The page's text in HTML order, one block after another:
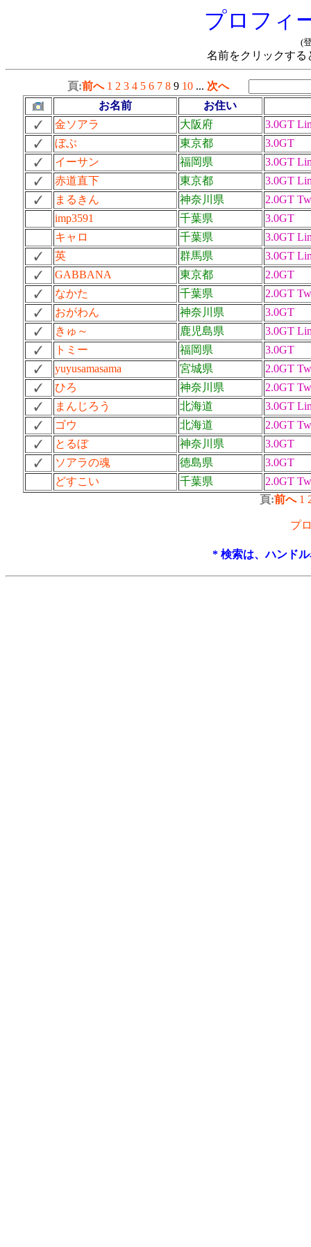
プロフィ
(
名前をクリックする
頁:前へ 1 2 3 4 5 6 7 8 9 10 ... 次へ
お名前
お住い
金ソアラ
大阪府
3.0GT
ぼぶ
東京都
3.0GT
イーサン
福岡県
3.0GT
赤道直下
東京都
3.0GT
まるきん
神奈川県
2.0GT
imp3591
千葉県
3.0GT
キャロ
千葉県
3.0GT
英
群馬県
3.0GT
GABBANA
東京都
2.0GT
なかた
千葉県
2.0GT
おがわん
神奈川県
3.0GT
きゅ～
鹿児島県
3.0GT
トミー
福岡県
3.0GT
yuyusamasama
宮城県
2.0GT
ひろ
神奈川県
2.0GT
まんじろう
北海道
3.0GT
ゴウ
北海道
2.0GT
とるぼ
神奈川県
3.0GT
ソアラの魂
徳島県
3.0GT
どすこい
千葉県
2.0GT
頁:前へ 1
プ
* 検索は、ハンド